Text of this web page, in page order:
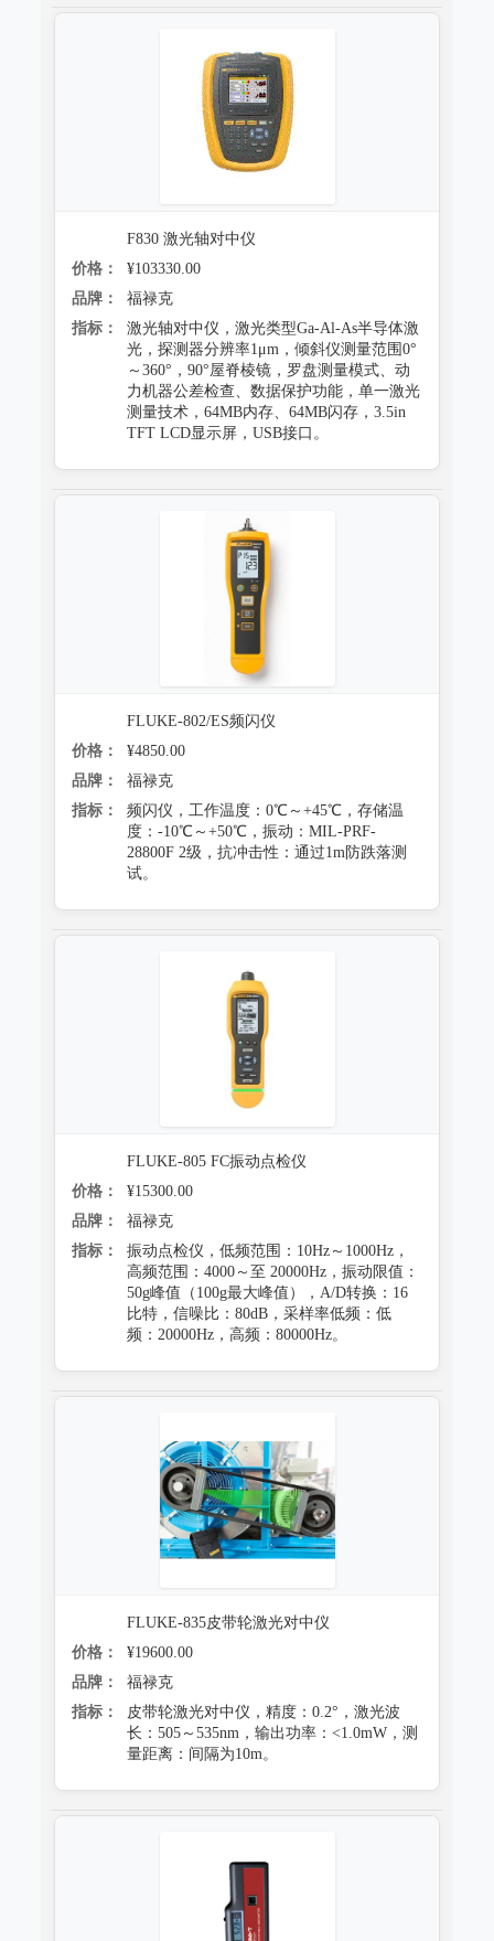
F830 激光轴对中仪
价格：
¥103330.00
品牌：
福禄克
指标：
激光轴对中仪，激光类型Ga-Al-As半导体激
光，探测器分辨率1μm，倾斜仪测量范围0°
～360°，90°屋脊棱镜，罗盘测量模式、动
力机器公差检查、数据保护功能，单一激光
测量技术，64MB内存、64MB闪存，3.5in
TFT LCD显示屏，USB接口。
FLUKE-802/ES频闪仪
价格：
¥4850.00
品牌：
福禄克
指标：
频闪仪，工作温度：0℃～+45℃，存储温
度：-10℃～+50℃，振动：MIL-PRF-
28800F 2级，抗冲击性：通过1m防跌落测
试。
FLUKE-805 FC振动点检仪
价格：
¥15300.00
品牌：
福禄克
指标：
振动点检仪，低频范围：10Hz～1000Hz，
高频范围：4000～至 20000Hz，振动限值：
50g峰值（100g最大峰值），A/D转换：16
比特，信噪比：80dB，采样率低频：低
频：20000Hz，高频：80000Hz。
FLUKE-835皮带轮激光对中仪
价格：
¥19600.00
品牌：
福禄克
指标：
皮带轮激光对中仪，精度：0.2°，激光波
长：505～535nm，输出功率：<1.0mW，测
量距离：间隔为10m。